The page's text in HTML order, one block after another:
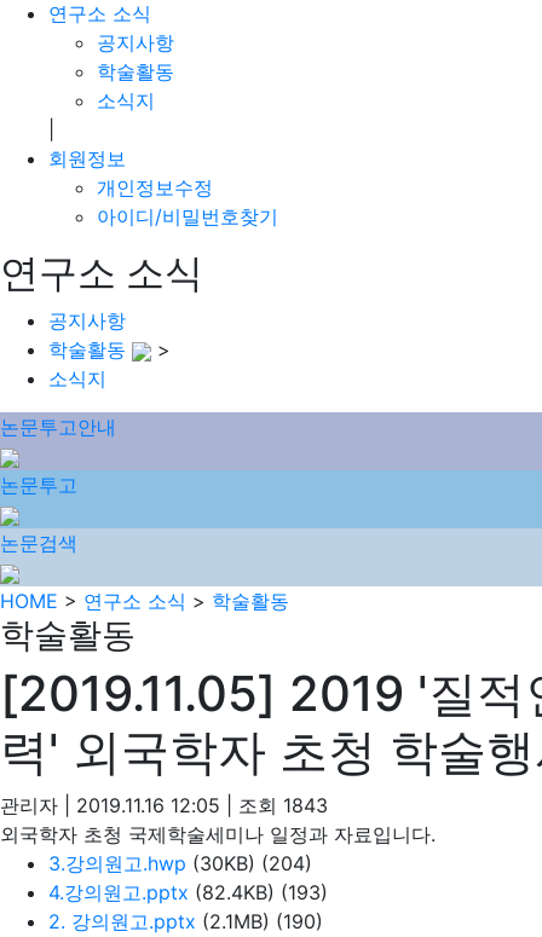
연구소 소식
공지사항
학술활동
소식지
회원정보
개인정보수정
아이디/비밀번호찾기
연구소 소식
공지사항
학술활동
>
소식지
논문투고안내
논문투고
논문검색
HOME > 연구소 소식 > 학술활동
학술활동
[2019.11.05] 2019 '질
력' 외국학자 초청 학술
관리자 2019.11.16 12:05 조회 1843
외국학자 초청 국제학술세미나 일정과 자료입니다.
3.강의원고.hwp (30KB) (204)
4.강의원고.pptx (82.4KB) (193)
2. 강의원고.pptx (2.1MB) (190)